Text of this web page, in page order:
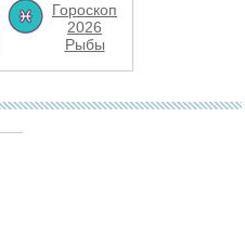
Гороскоп
2026
Рыбы